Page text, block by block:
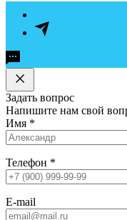
Задать вопрос
Напишите нам свой
Имя *
Телефон *
E-mail